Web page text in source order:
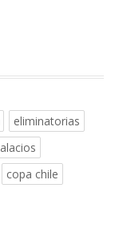
eliminatorias
copa chile